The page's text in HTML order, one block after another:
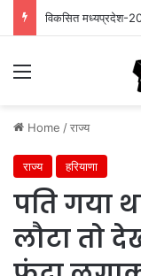
विकसित मध्यप्रदेश-
Menu
Home /राज्य
राज्य हरियाणा
पति गया
लौटा तो